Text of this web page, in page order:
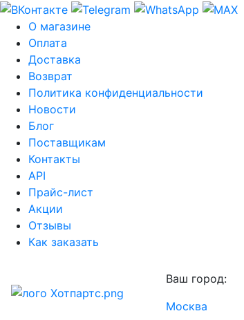
О магазине
Оплата
Доставка
Возврат
Политика конфиденциальности
Новости
Блог
Поставщикам
Контакты
API
Прайс-лист
Акции
Отзывы
Как заказать
Ваш город:
Москва